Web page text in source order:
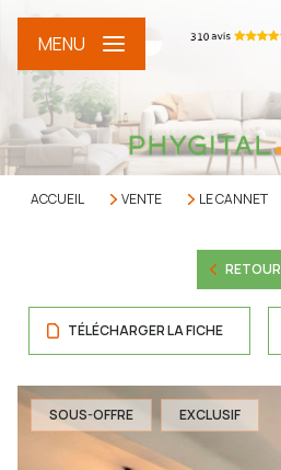
MENU
ACCUEIL VENTE LE CANNET
RETOUR
TÉLÉCHARGER LA FICHE
SOUS-OFFRE EXCLUSIF